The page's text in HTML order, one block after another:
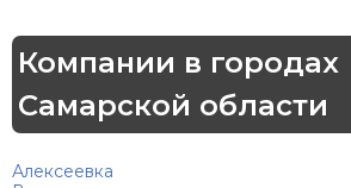
Компании в городах
Самарской области
Алексеевка